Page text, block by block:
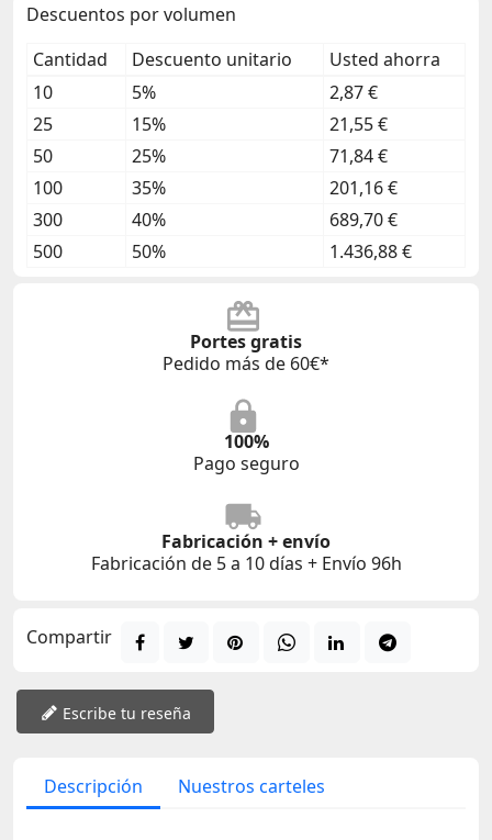
Descuentos por volumen
Cantidad
Descuento unitario
Usted ahorra
10
5%
2,87 €
25
15%
21,55 €
50
25%
71,84 €
100
35%
201,16 €
300
40%
689,70 €
500
50% 1.436,88 €
Portes gratis
Pedido más de 60€*
100%
Pago seguro
Fabricación + envío
Fabricación de 5 a 10 días + Envío 96h
Compartir
Escribe tu reseña
Descripción Nuestros carteles